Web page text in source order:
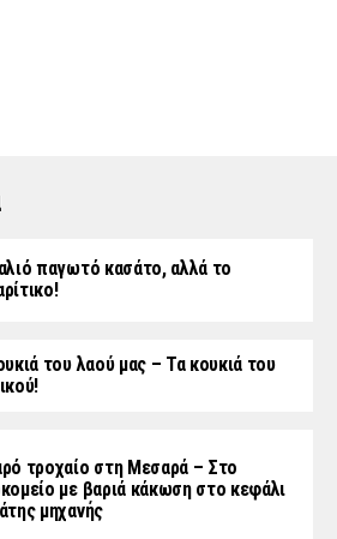
παγωτό κασάτο, αλλά το
του λαού μας – Τα κουκιά του
τροχαίο στη Μεσαρά – Στο
με βαριά κάκωση στο κεφάλι
μηχανής